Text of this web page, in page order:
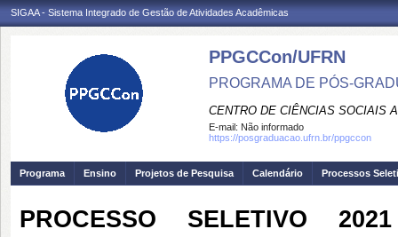
SIGAA - Sistema Integrado de Gestão de Atividades Acadêmicas
PPGCCon/UFRN
PROGRAMA DE PÓS-
CENTRO DE CIÊNCIAS SOCIAIS
E-mail: Não informado
https://posgraduacao.ufrn.br/ppgccon
Programa Ensino Projetos de Pesquisa Calendário Processos
PROCESSO SELETIVO